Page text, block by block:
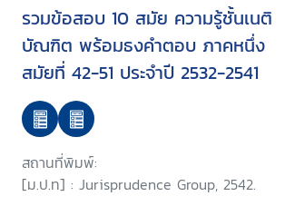
รวมข้อสอบ 10 สมัย ความรู้ชั้นเนติ
บัณฑิต พร้อมธงคำตอบ ภาคหนึ่ง
สมัยที่ 42-51 ประจำปี 2532-2541
สถานที่พิมพ์:
[ม.ป.ท] : Jurisprudence Group, 2542.